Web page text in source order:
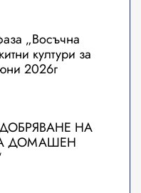
„Восъчна
култури за
2026г
НА
ДОМАШЕН